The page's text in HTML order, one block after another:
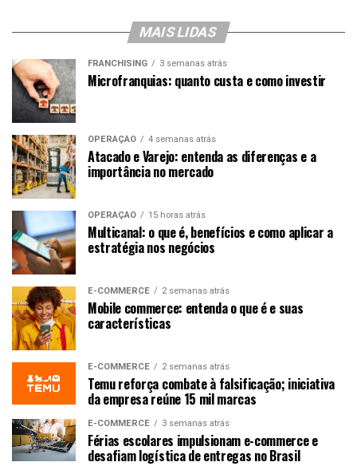
MAIS LIDAS
FRANCHISING 3 semanas atrás
Microfranquias: quanto custa e como investir
OPERAÇÃO 4 semanas atrás
Atacado e Varejo: entenda as diferenças e a
importância no mercado
OPERAÇÃO 15 horas atrás
Multicanal: o que é, benefícios e como aplicar a
estratégia nos negócios
E-COMMERCE 2 semanas atrás
Mobile commerce: entenda o que é e suas
características
E-COMMERCE 2 semanas atrás
Temu reforça combate à falsificação; iniciativa
da empresa reúne 15 mil marcas
E-COMMERCE 3 semanas atrás
Férias escolares impulsionam e-commerce e
desafiam logística de entregas no Brasil